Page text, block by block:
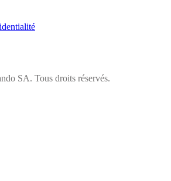
SA. Tous droits réservés.